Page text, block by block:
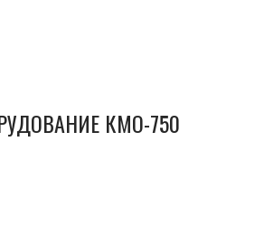
КМО-750